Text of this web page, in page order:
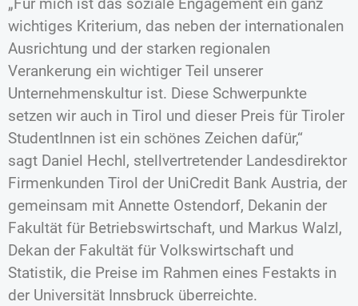
„Für mich ist das soziale Engagement ein ganz
wichtiges Kriterium, das neben der internationalen
Ausrichtung und der starken regionalen
Verankerung ein wichtiger Teil unserer
Unternehmenskultur ist. Diese Schwerpunkte
setzen wir auch in Tirol und dieser Preis für Tiroler
StudentInnen ist ein schönes Zeichen dafür,“
sagt Daniel Hechl, stellvertretender Landesdirektor
Firmenkunden Tirol der UniCredit Bank Austria, der
gemeinsam mit Annette Ostendorf, Dekanin der
Fakultät für Betriebswirtschaft, und Markus Walzl,
Dekan der Fakultät für Volkswirtschaft und
Statistik, die Preise im Rahmen eines Festakts in
der Universität Innsbruck überreichte.